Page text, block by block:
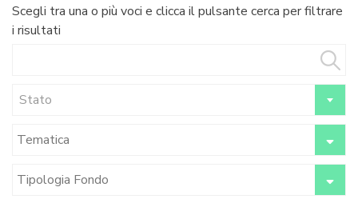
Scegli tra una o più voci e clicca il pulsante cerca per filtrare
i risultati
Stato